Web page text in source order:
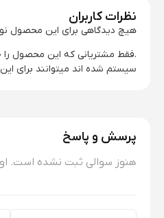
نظرات کاربران
هیچ دیدگاهی برای این محصول
.فقط مشتریانی که این محصول را
سیستم شده اند میتوانند برای
پرسش و پاسخ
هنوز سوالی ثبت نشده است.